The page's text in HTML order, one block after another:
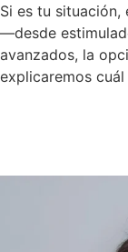
Si es tu
—desde
avanzados, la
explicaremos